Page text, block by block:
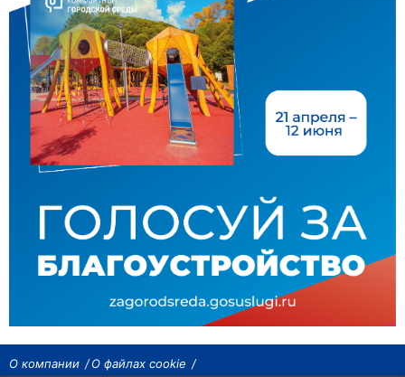
О компании
О файлах cookie